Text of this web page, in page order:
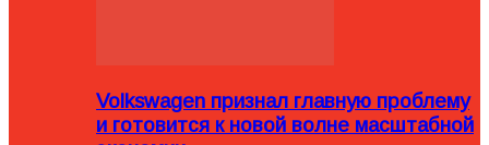
Volkswagen признал главную проблему
и готовится к новой волне масштабной